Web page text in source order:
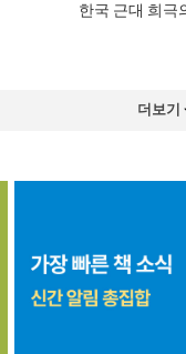
한국 근대 희극
더보기